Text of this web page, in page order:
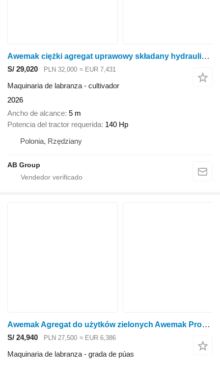
Awemak ciężki agregat uprawowy składany hydraulicznie PUMA, 5 m
S/ 29,020 PLN 32,000 ≈ EUR 7,431
Maquinaria de labranza - cultivador
2026
Ancho de alcance 5 m
Potencia del tractor requerida 140 Hp
Polonia, Rzędziany
AB Group
Awemak Agregat do użytków zielonych Awemak ProGrasser PG30
S/ 24,940 PLN 27,500 ≈ EUR 6,386
Maquinaria de labranza - grada de púas